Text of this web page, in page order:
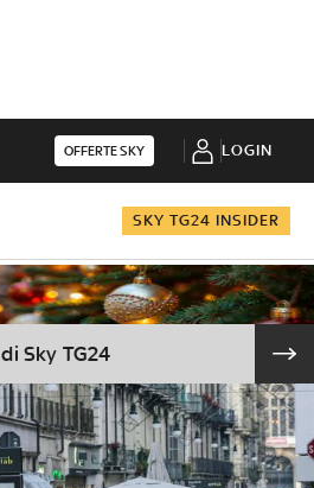
OFFERTE SKY LOGIN
SKY TG24 INSIDER
Sky TG24